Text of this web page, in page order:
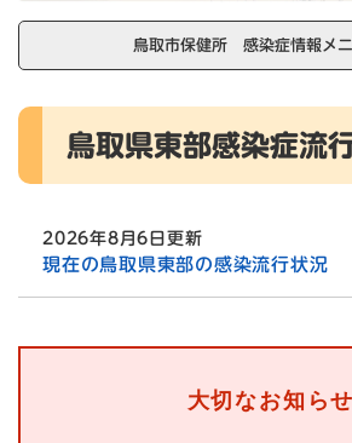
鳥取市保健所 感染症情報メ
本
鳥取県東部感染症流
2026年8月6日更新
現在の鳥取県東部の感染流行状況
大切なお知らせ